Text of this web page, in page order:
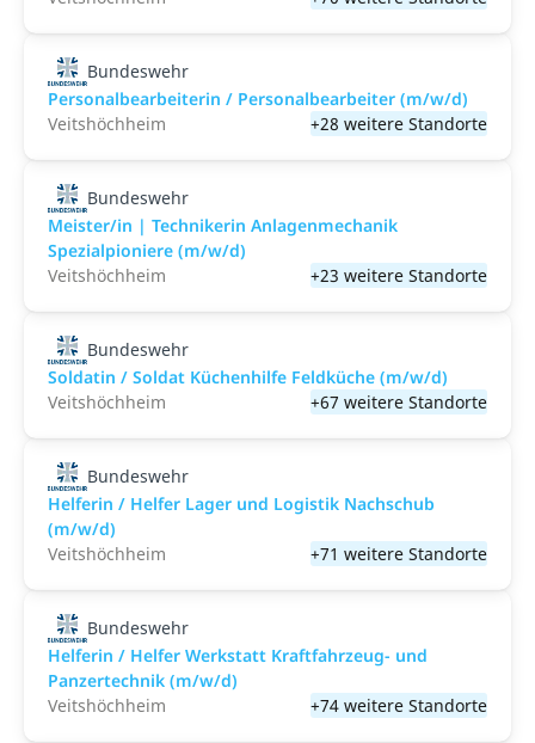
Bundeswehr
Personalbearbeiterin / Personalbearbeiter (m/w/d)
Veitshöchheim
+28 weitere Standorte
Bundeswehr
Meister/in | Technikerin Anlagenmechanik
Spezialpioniere (m/w/d)
Veitshöchheim
+23 weitere Standorte
Bundeswehr
Soldatin / Soldat Küchenhilfe Feldküche (m/w/d)
Veitshöchheim
+67 weitere Standorte
Bundeswehr
Helferin / Helfer Lager und Logistik Nachschub
(m/w/d)
Veitshöchheim
+71 weitere Standorte
Bundeswehr
Helferin / Helfer Werkstatt Kraftfahrzeug- und
Panzertechnik (m/w/d)
Veitshöchheim
+74 weitere Standorte